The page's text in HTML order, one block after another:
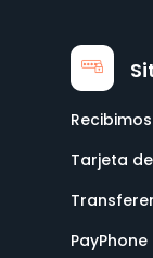
Tarjeta
PayPhone